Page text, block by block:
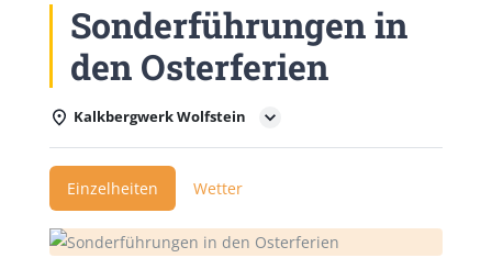
Sonderführungen in
den Osterferien
Kalkbergwerk Wolfstein
Einzelheiten Wetter